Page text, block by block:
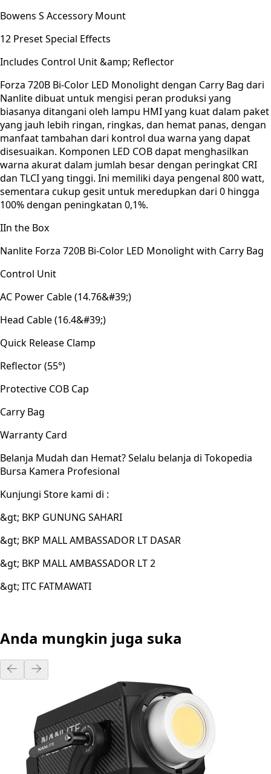
Bowens S Accessory Mount
12 Preset Special Effects
Includes Control Unit &amp; Reflector
Forza 720B Bi-Color LED Monolight dengan Carry Bag dari
Nanlite dibuat untuk mengisi peran produksi yang
biasanya ditangani oleh lampu HMI yang kuat dalam paket
yang jauh lebih ringan, ringkas, dan hemat panas, dengan
manfaat tambahan dari kontrol dua warna yang dapat
disesuaikan. Komponen LED COB dapat menghasilkan
warna akurat dalam jumlah besar dengan peringkat CRI
dan TLCI yang tinggi. Ini memiliki daya pengenal 800 watt,
sementara cukup gesit untuk meredupkan dari 0 hingga
100% dengan peningkatan 0,1%.
IIn the Box
Nanlite Forza 720B Bi-Color LED Monolight with Carry Bag
Control Unit
AC Power Cable (14.76&#39;)
Head Cable (16.4&#39;)
Quick Release Clamp
Reflector (55°)
Protective COB Cap
Carry Bag
Warranty Card
Belanja Mudah dan Hemat? Selalu belanja di Tokopedia
Bursa Kamera Profesional
Kunjungi Store kami di :
&gt; BKP GUNUNG SAHARI
&gt; BKP MALL AMBASSADOR LT DASAR
&gt; BKP MALL AMBASSADOR LT 2
&gt; ITC FATMAWATI
Anda mungkin juga suka